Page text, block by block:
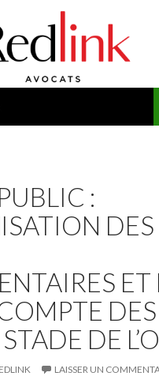
:
DES
ET
DES
DE
LAISSER UN